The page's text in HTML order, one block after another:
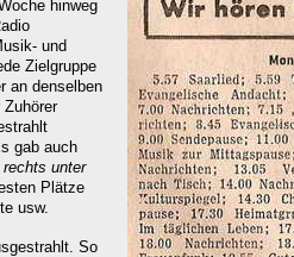
hinweg
und
Zielgruppe
an denselben
gab auch
unter
Plätze
usw.
So